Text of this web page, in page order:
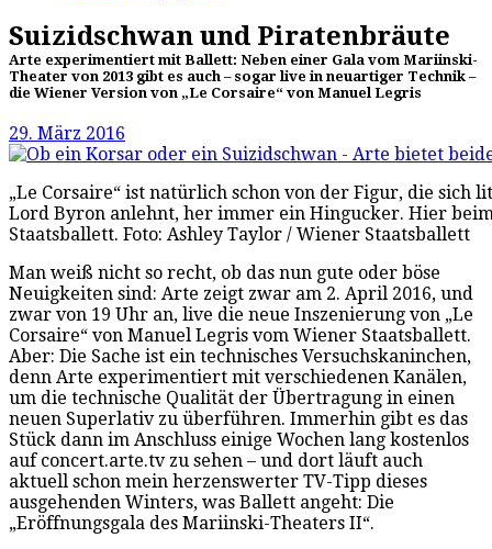
Suizidschwan und Piratenbräute
Arte experimentiert mit Ballett: Neben einer Gala vom Mariinski-
Theater von 2013 gibt es auch – sogar live in neuartiger Technik –
die Wiener Version von „Le Corsaire“ von Manuel Legris
29. März 2016
„Le Corsaire“ ist natürlich schon von der Figur, die sich
Lord Byron anlehnt, her immer ein Hingucker. Hier
Staatsballett. Foto: Ashley Taylor / Wiener Staatsballett
Man weiß nicht so recht, ob das nun gute oder böse
Neuigkeiten sind: Arte zeigt zwar am 2. April 2016, und
zwar von 19 Uhr an, live die neue Inszenierung von „Le
Corsaire“ von Manuel Legris vom Wiener Staatsballett.
Aber: Die Sache ist ein technisches Versuchskaninchen,
denn Arte experimentiert mit verschiedenen Kanälen,
um die technische Qualität der Übertragung in einen
neuen Superlativ zu überführen. Immerhin gibt es das
Stück dann im Anschluss einige Wochen lang kostenlos
auf concert.arte.tv zu sehen – und dort läuft auch
aktuell schon mein herzenswerter TV-Tipp dieses
ausgehenden Winters, was Ballett angeht: Die
„Eröffnungsgala des Mariinski-Theaters II“.